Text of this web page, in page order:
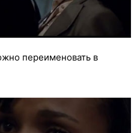
переименовать в